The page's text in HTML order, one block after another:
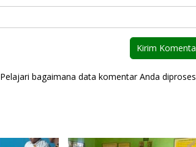
Pelajari bagaimana data komentar Anda diproses